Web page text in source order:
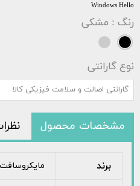
Windows Hello
رنگ : مشکی
نوع گارانتی
گارانتی اصالت و سلامت فیزیکی کالا
مشخصات محصول
برند مایکروسافت